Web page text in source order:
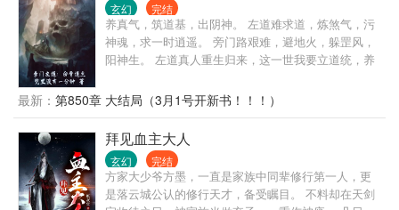
玄幻 完结
养真气，筑道基，出阴神。 左道难求道，炼煞气，污
神魂，求一时逍遥。 旁门路艰难，避地火，躲罡风，
阳神生。 左道真人重生归来，这一世我要立道统，养
最新： 第850章 大结局（3月1号开新书！！！）
拜见血主大人
玄幻 完结
方家大少爷方墨，一直是家族中同辈修行第一人，更
是落云城公认的修行天才，备受瞩目。 不料却在天剑